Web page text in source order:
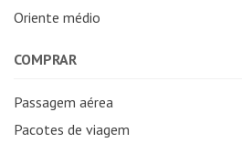
Oriente médio
COMPRAR
Passagem aérea
Pacotes de viagem